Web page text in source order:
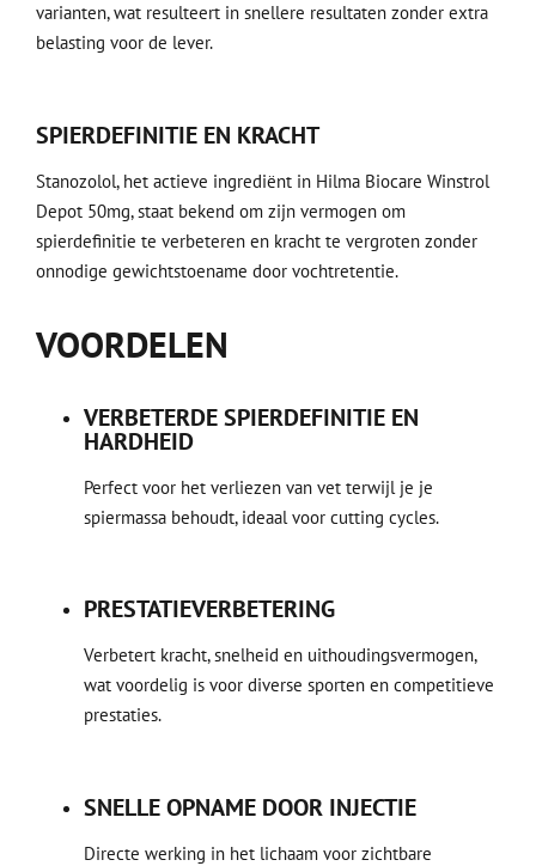
varianten, wat resulteert in snellere resultaten zonder extra
belasting voor de lever.
SPIERDEFINITIE EN KRACHT
Stanozolol, het actieve ingrediënt in Hilma Biocare Winstrol
Depot 50mg, staat bekend om zijn vermogen om
spierdefinitie te verbeteren en kracht te vergroten zonder
onnodige gewichtstoename door vochtretentie.
VOORDELEN
VERBETERDE SPIERDEFINITIE EN
HARDHEID
Perfect voor het verliezen van vet terwijl je je
spiermassa behoudt, ideaal voor cutting cycles.
PRESTATIEVERBETERING
Verbetert kracht, snelheid en uithoudingsvermogen,
wat voordelig is voor diverse sporten en competitieve
prestaties.
SNELLE OPNAME DOOR INJECTIE
Directe werking in het lichaam voor zichtbare